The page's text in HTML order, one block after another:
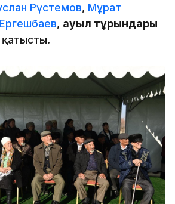
Рүстемов, Мұрат
, ауыл тұрғындары
қатысты.